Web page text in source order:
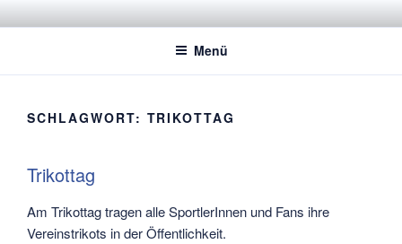
InhaltSTADTSPORTBUND JENA E.V.
Dachverband der Jenaer Sportvereine
Menü
SCHLAGWORT: TRIKOTTAG
Trikottag
Am Trikottag tragen alle SportlerInnen und Fans ihre
Vereinstrikots in der Öffentlichkeit.